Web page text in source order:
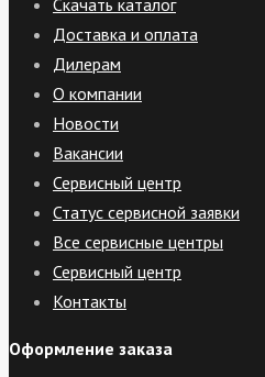
Скачать каталог
Доставка и оплата
Дилерам
О компании
Новости
Вакансии
Сервисный центр
Статус сервисной заявки
Все сервисные центры
Сервисный центр
Контакты
Оформление заказа